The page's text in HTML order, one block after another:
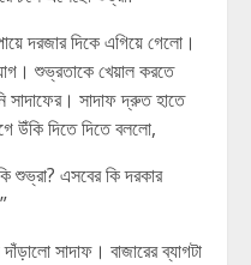
দরজার দিকে এগিয়ে গেলো।
শুভ্রতাকে খেয়াল করতে
সাদাফের। সাদাফ দ্রুত হাতে
উঁকি দিতে দিতে বললো,
শুভ্রা? এসবের কি দরকার
সাদাফ। বাজারের ব্যাগটা